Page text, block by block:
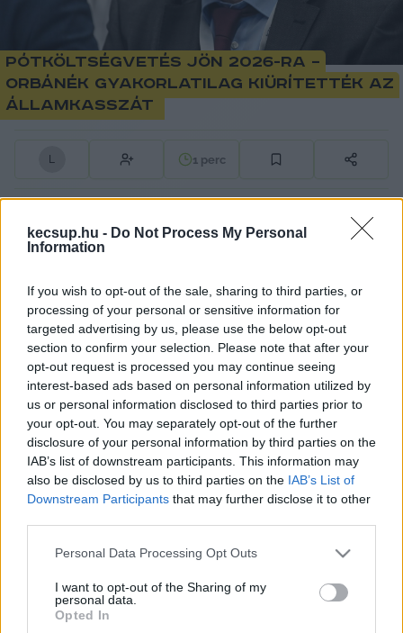
kecsup.hu - Do Not Process My Personal
Information
If you wish to opt-out of the sale, sharing to third parties, or
processing of your personal or sensitive information for
targeted advertising by us, please use the below opt-out
section to confirm your selection. Please note that after your
opt-out request is processed you may continue seeing
interest-based ads based on personal information utilized by
us or personal information disclosed to third parties prior to
your opt-out. You may separately opt-out of the further
disclosure of your personal information by third parties on the
IAB’s list of downstream participants. This information may
also be disclosed by us to third parties on the IAB’s List of
Downstream Participants that may further disclose it to other
Please note that this website/app uses one or more Google
not limited to your visit or usage behaviour. You may click to
grant or deny consent to Google and its third-party tags to
use your data for below specified purposes in below Google
Personal Data Processing Opt Outs
I want to opt-out of the Sharing of my
personal data.
Opted In
Pótköltségvetés jön 2026-ra –
Orbánék gyakorlatilag kiürítették az
államkasszát
L 1 perc
A kormány egy új, „felelős” pótköltségvetés
benyújtására készül az idei évre – jelezte a
András
, leendő pénzügyminiszter. Elmondása
szerint első lépésként áttekintik a jelenlegi
állapotot, mivel „mindenféle számok”
keringenek, majd ennek alapján új alapokra
helyezik mind az idei, mind a jövő évi
költségvetés tervezését. A benyújtás pontos
időpontjáról nem adott tájékoztatást – írja a
444.hu. Lapszemle.
A bejelentés nem érte váratlanul a
gazdaságpolitikai elemzőket annak fényében,
hogy a pénteken nyilvánosságra hozott első
négyhavi államháztartási adatok történelmi